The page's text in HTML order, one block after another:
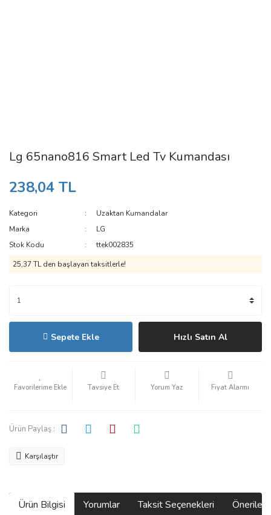
Lg 65nano816 Smart Led Tv Kumandası
238,04 TL
Kategori
Uzaktan Kumandalar
Marka
LG
Stok Kodu
ttek002835
25,37 TL den başlayan taksitlerle!
Sepete Ekle Hızlı Satın Al
Tavsiye Et Yorum Yaz Fiyat Alarmı
Ürün Paylaş :
Karşılaştır
Ürün Bilgisi Yorumlar Taksit Seçenekleri